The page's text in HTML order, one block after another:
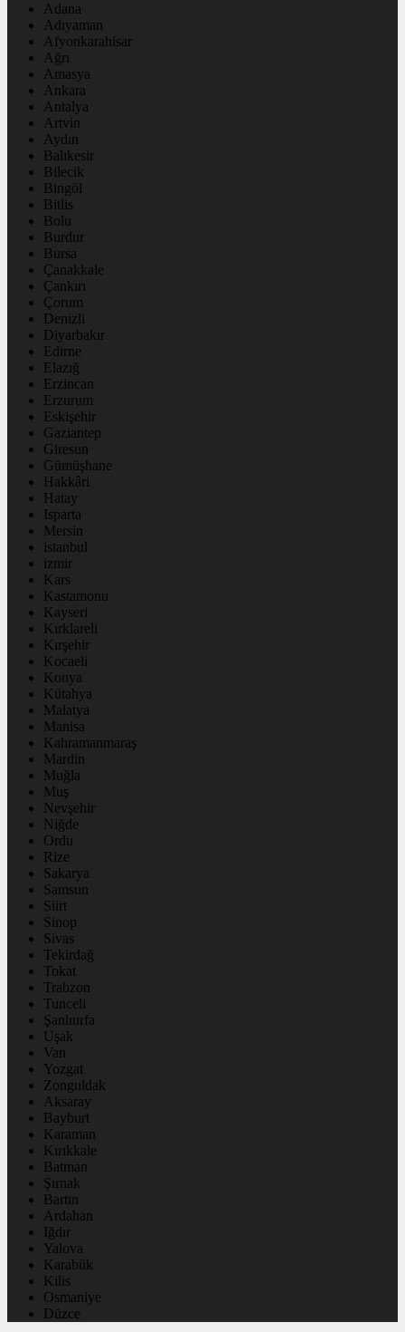
Adana
Adıyaman
Afyonkarahisar
Ağrı
Amasya
Ankara
Antalya
Artvin
Aydın
Balıkesir
Bilecik
Bingöl
Bitlis
Bolu
Burdur
Bursa
Çanakkale
Çankırı
Çorum
Denizli
Diyarbakır
Edirne
Elazığ
Erzincan
Erzurum
Eskişehir
Gaziantep
Giresun
Gümüşhane
Hakkâri
Hatay
Isparta
Mersin
istanbul
izmir
Kars
Kastamonu
Kayseri
Kırklareli
Kırşehir
Kocaeli
Konya
Kütahya
Malatya
Manisa
Kahramanmaraş
Mardin
Muğla
Muş
Nevşehir
Niğde
Ordu
Rize
Sakarya
Samsun
Siirt
Sinop
Sivas
Tekirdağ
Tokat
Trabzon
Tunceli
Şanlıurfa
Uşak
Van
Yozgat
Zonguldak
Aksaray
Bayburt
Karaman
Kırıkkale
Batman
Şırnak
Bartın
Ardahan
Iğdır
Yalova
Karabük
Kilis
Osmaniye
Düzce